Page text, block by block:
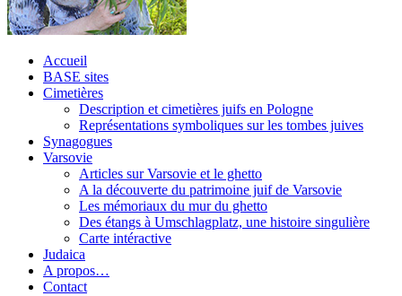
Accueil
BASE sites
Cimetières
Description et cimetières juifs en Pologne
Représentations symboliques sur les tombes juives
Synagogues
Varsovie
Articles sur Varsovie et le ghetto
A la découverte du patrimoine juif de Varsovie
Les mémoriaux du mur du ghetto
Des étangs à Umschlagplatz, une histoire singulière
Carte intéractive
Judaica
A propos…
Contact